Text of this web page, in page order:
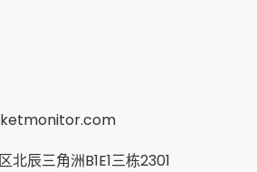
北辰三角洲B1E1三栋2301